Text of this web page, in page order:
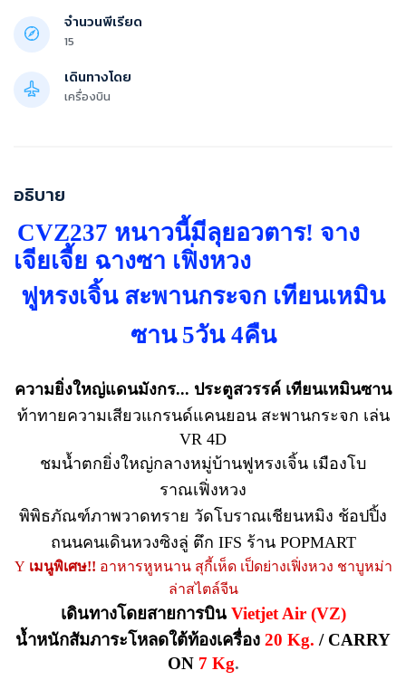
จำนวนพีเรียด
15
เดินทางโดย
เครื่องบิน
อธิบาย
CVZ237 หนาวนี้มีลุยอวตาร! จาง
เจียเจี้ย ฉางซา เฟิ่งหวง
ฟูหรงเจิ้น สะพานกระจก เทียนเหมิน
ซาน 5วัน 4คืน
ความยิ่งใหญ่แดนมังกร... ประตูสวรรค์ เทียนเหมินซาน
ท้าทายความเสียวแกรนด์แคนยอน สะพานกระจก เล่น
VR4D
ชมน้ำตกยิ่งใหญ่กลางหมู่บ้านฟูหรงเจิ้น เมืองโบ
ราณเฟิ่งหวง
พิพิธภัณฑ์ภาพวาดทราย วัดโบราณเชียนหมิง ช้อปปิ้ง
ถนนคนเดินหวงซิงลู่ ตึก IFS ร้าน POPMART
Y เมนูพิเศษ!! อาหารหูหนาน สุกี้เห็ด เป็ดย่างเฟิ่งหวง ชาบูหม่า
ล่าสไตล์จีน
เดินทางโดยสายการบิน Vietjet Air (VZ)
น้ำหนักสัมภาระโหลดใต้ท้องเครื่อง20 Kg. / CARRY
ON 7 Kg.